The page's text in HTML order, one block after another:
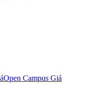
Open Campus Giá